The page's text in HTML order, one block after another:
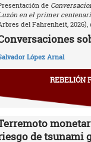
de
en el primer
del Fahrenheit,
López Arnal
REBELIÓN
de tsunami